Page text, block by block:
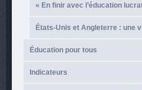
« En finir avec l’éducation
États-Unis et Angleterre : une
Éducation pour tous
Indicateurs